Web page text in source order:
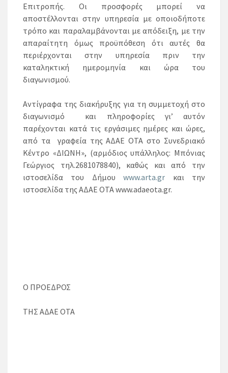
Επιτροπής. Οι προσφορές μπορεί να
αποστέλλονται στην υπηρεσία με οποιοδήποτε
τρόπο και παραλαμβάνονται με απόδειξη, με την
απαραίτητη όμως προϋπόθεση ότι αυτές θα
περιέρχονται στην υπηρεσία πριν την
καταληκτική ημερομηνία και ώρα του
διαγωνισμού.
Αντίγραφα της διακήρυξης για τη συμμετοχή στο
διαγωνισμό και πληροφορίες γι’ αυτόν
παρέχονται κατά τις εργάσιμες ημέρες και ώρες,
από τα γραφεία της ΑΔΑΕ ΟΤΑ στο Συνεδριακό
Κέντρο «ΔΙΩΝΗ», (αρμόδιος υπάλληλος: Μπόνιας
Γεώργιος τηλ.2681078840), καθώς και από την
ιστοσελίδα του Δήμουwww.arta.gr και την
ιστοσελίδα της ΑΔΑΕ ΟΤΑ www.adaeota.gr.
Ο ΠΡΟΕΔΡΟΣ
ΤΗΣ ΑΔΑΕ ΟΤΑ